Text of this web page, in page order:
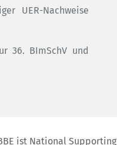
UER-Nachweise
36. BImSchV und
ist National Supporting